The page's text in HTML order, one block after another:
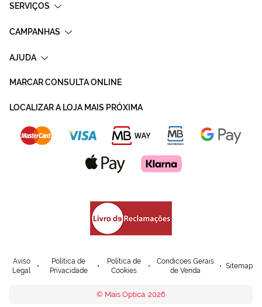
SERVIÇOS
CAMPANHAS
AJUDA
MARCAR CONSULTA ONLINE
LOCALIZAR A LOJA MAIS PRÓXIMA
Aviso
Legal
Política de
Privacidade
Política de
Cookies
Condicoes Gerais
de Venda
Sitemap
© Mais Optica. 2026